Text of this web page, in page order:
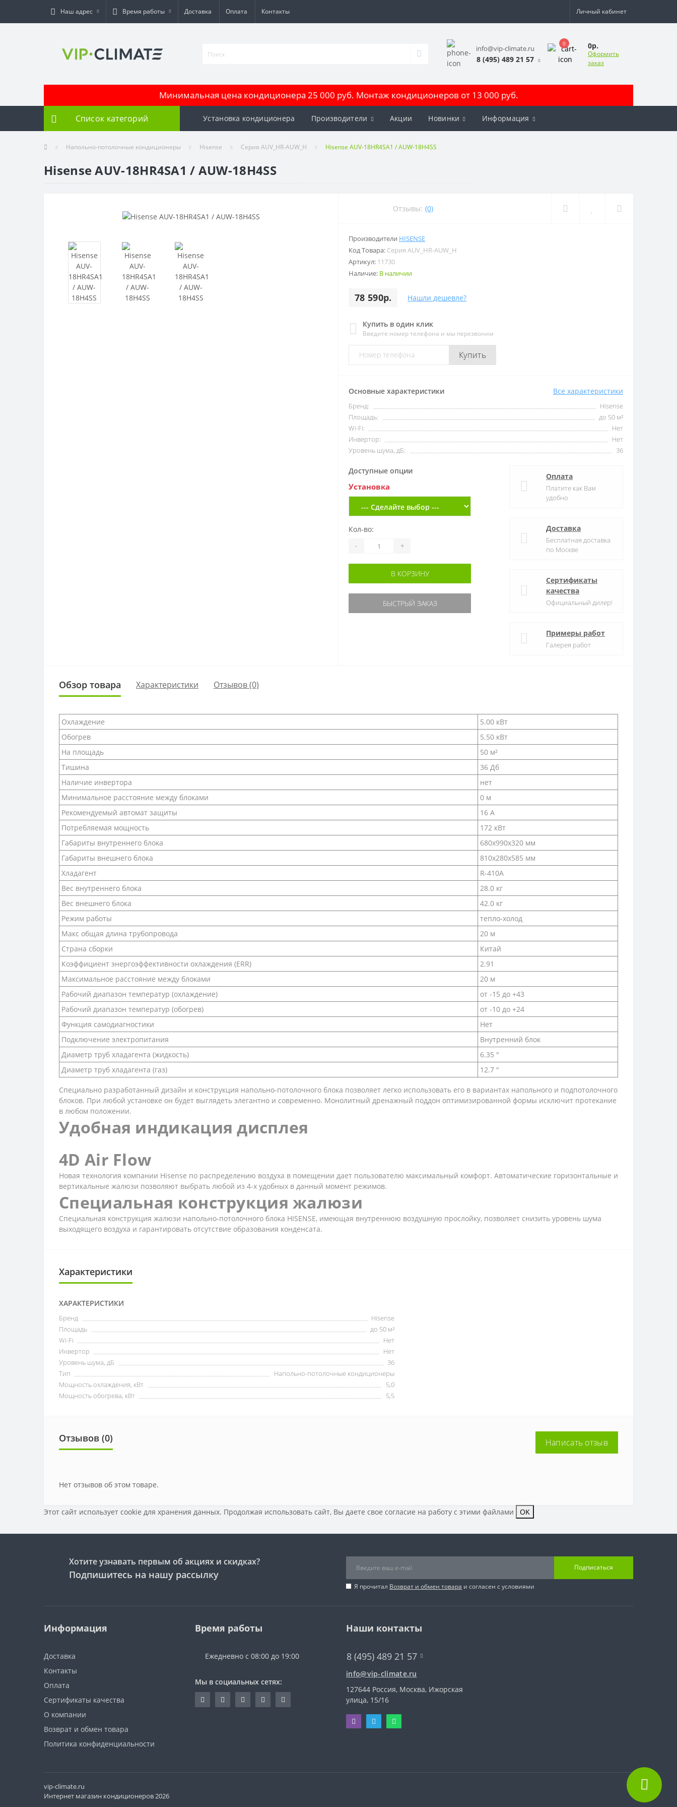
Наш адрес Время работы Доставка Оплата Контакты Личный кабинет
info@vip-climate.ru
8 (495) 489 21 57
0 0р.
Оформить
заказ
Минимальная цена кондиционера 25 000 руб. Монтаж кондиционеров от 13 000 руб.
Список категорий Установка кондиционера Производители Акции Новинки Информация
Напольно-потолочные кондиционеры Hisense Серия AUV_HR-AUW_H Hisense AUV-18HR4SA1 / AUW-18H4SS
Hisense AUV-18HR4SA1 / AUW-18H4SS
Отзывы: (0)
Производители HISENSE
Код Товара: Серия AUV_HR-AUW_H
Артикул: 11730
Наличие: В наличии
78 590р. Нашли дешевле?
Купить в один клик
Введите номер телефона и мы перезвоним
Купить
Основные характеристики Все характеристики
Бренд:
Hisense
Площадь:
до 50 м²
Wi-Fi:
Нет
Инвертор:
Нет
Уровень шума, дБ:
36
Доступные опции
Установка
Кол-во:
- +
В КОРЗИНУ
БЫСТРЫЙ ЗАКАЗ
Оплата
Платите как Вам
удобно
Доставка
Бесплатная доставка
по Москве
Сертификаты
качества
Официальный дилер!
Примеры работ
Галерея работ
Обзор товара Характеристики Отзывов (0)
Охлаждение
5.00 кВт
Обогрев
5.50 кВт
На площадь
50 м²
Тишина
36 Дб
Наличие инвертора
нет
Минимальное расстояние между блоками
0 м
Рекомендуемый автомат защиты
16 А
Потребляемая мощность
172 кВт
Габариты внутреннего блока
680х990х320 мм
Габариты внешнего блока
810х280х585 мм
Хладагент
R-410A
Вес внутреннего блока
28.0 кг
Вес внешнего блока
42.0 кг
Режим работы
тепло-холод
Макс общая длина трубопровода
20 м
Страна сборки
Китай
Коэффициент энергоэффективности охлаждения (ERR)
2.91
Максимальное расстояние между блоками
20 м
Рабочий диапазон температур (охлаждение)
от -15 до +43
Рабочий диапазон температур (обогрев)
от -10 до +24
Функция самодиагностики
Нет
Подключение электропитания
Внутренний блок
Диаметр труб хладагента (жидкость)
6.35 "
Диаметр труб хладагента (газ)
12.7 "
Специально разработанный дизайн и конструкция напольно-потолочного блока позволяет легко использовать его в вариантах напольного и подпотолочного
блоков. При любой установке он будет выглядеть элегантно и современно. Монолитный дренажный поддон оптимизированной формы исключит протекание
в любом положении.
Удобная индикация дисплея
4D Air Flow
Новая технология компании Hisense по распределению воздуха в помещении дает пользователю максимальный комфорт. Автоматические горизонтальные и
вертикальные жалюзи позволяют выбрать любой из 4-х удобных в данный момент режимов.
Специальная конструкция жалюзи
Специальная конструкция жалюзи напольно-потолочного блока HISENSE, имеющая внутреннюю воздушную прослойку, позволяет снизить уровень шума
выходящего воздуха и гарантировать отсутствие образования конденсата.
Характеристики
ХАРАКТЕРИСТИКИ
Бренд
Hisense
Площадь
до 50 м²
Wi-Fi
Нет
Инвертор
Нет
Уровень шума, дБ
36
Тип
Напольно-потолочные кондиционеры
Мощность охлаждения, кВт
5,0
Мощность обогрева, кВт
5,5
Отзывов (0) Написать отзыв
Нет отзывов об этом товаре.
Этот сайт использует cookie для хранения данных. Продолжая использовать сайт, Вы даете свое согласие на работу с этими файлами OK
Хотите узнавать первым об акциях и скидках?
Подпишитесь на нашу рассылку
Подписаться
Я прочитал Возврат и обмен товара и согласен с условиями
Информация
Доставка
Контакты
Оплата
Сертификаты качества
О компании
Возврат и обмен товара
Политика конфиденциальности
Время работы
Ежедневно с 08:00 до 19:00
Мы в социальных сетях:
Наши контакты
8 (495) 489 21 57
info@vip-climate.ru
127644 Россия, Москва, Ижорская
улица, 15/16
vip-climate.ru
Интернет магазин кондиционеров 2026